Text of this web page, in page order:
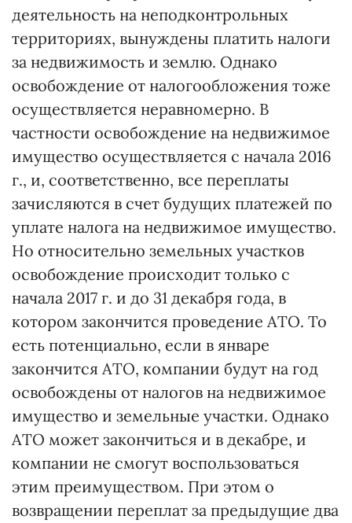
деятельность на неподконтрольных
территориях, вынуждены платить налоги
за недвижимость и землю. Однако
освобождение от налогообложения тоже
осуществляется неравномерно. В
частности освобождение на недвижимое
имущество осуществляется с начала 2016
г., и, соответственно, все переплаты
зачисляются в счет будущих платежей по
уплате налога на недвижимое имущество.
Но относительно земельных участков
освобождение происходит только с
начала 2017 г. и до 31 декабря года, в
котором закончится проведение АТО. То
есть потенциально, если в январе
закончится АТО, компании будут на год
освобождены от налогов на недвижимое
имущество и земельные участки. Однако
АТО может закончиться и в декабре, и
компании не смогут воспользоваться
этим преимуществом. При этом о
возвращении переплат за предыдущие два